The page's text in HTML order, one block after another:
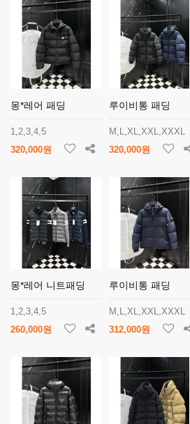
몽*레어 패딩
1,2,3,4,5
320,000원
루이비통 패딩
M,L,XL,XXL,XXXL
320,000원
몽*레어 니트패딩
1,2,3,4,5
260,000원
루이비통 패딩
M,L,XL,XXL,XXXL
312,000원